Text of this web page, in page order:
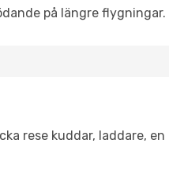
på längre flygningar.
rese kuddar, laddare, en